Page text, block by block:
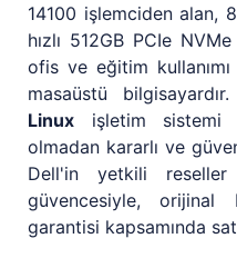
14100 işlemciden alan,
hızlı 512GB PCIe
ofis ve eğitim
masaüstü
Linux işletim sistemi
olmadan kararlı ve
Dell'in yetkili reseller
güvencesiyle,
garantisi kapsamında